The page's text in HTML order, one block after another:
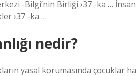
-Bilgi’nin Birliği ›37 -ka …
›37 -ka …
nedir?
yasal korumasında çocuklar